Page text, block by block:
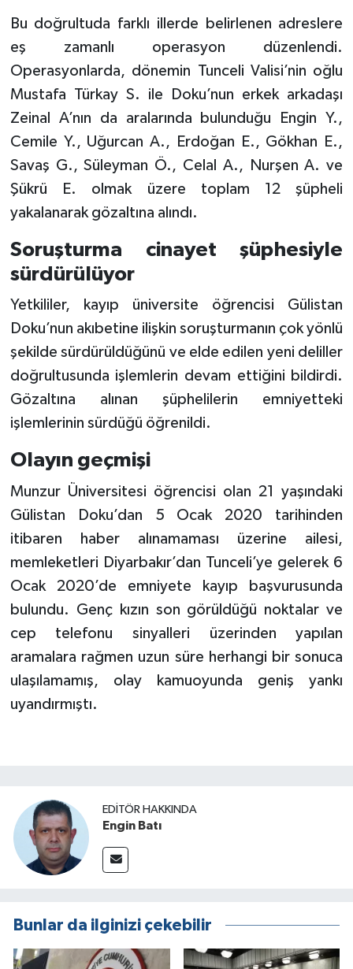
Bu doğrultuda farklı illerde belirlenen adreslere
eş zamanlı operasyon düzenlendi.
Operasyonlarda, dönemin Tunceli Valisi’nin oğlu
Mustafa Türkay S. ile Doku’nun erkek arkadaşı
Zeinal A’nın da aralarında bulunduğu Engin Y.,
Cemile Y., Uğurcan A., Erdoğan E., Gökhan E.,
Savaş G., Süleyman Ö., Celal A., Nurşen A. ve
Şükrü E. olmak üzere toplam 12 şüpheli
yakalanarak gözaltına alındı.
Soruşturma cinayet şüphesiyle
sürdürülüyor
Yetkililer, kayıp üniversite öğrencisi Gülistan
Doku’nun akıbetine ilişkin soruşturmanın çok yönlü
şekilde sürdürüldüğünü ve elde edilen yeni deliller
doğrultusunda işlemlerin devam ettiğini bildirdi.
Gözaltına alınan şüphelilerin emniyetteki
işlemlerinin sürdüğü öğrenildi.
Olayın geçmişi
Munzur Üniversitesi öğrencisi olan 21 yaşındaki
Gülistan Doku’dan 5 Ocak 2020 tarihinden
itibaren haber alınamaması üzerine ailesi,
memleketleri Diyarbakır’dan Tunceli’ye gelerek 6
Ocak 2020’de emniyete kayıp başvurusunda
bulundu. Genç kızın son görüldüğü noktalar ve
cep telefonu sinyalleri üzerinden yapılan
aramalara rağmen uzun süre herhangi bir sonuca
ulaşılamamış, olay kamuoyunda geniş yankı
uyandırmıştı.
EDITÖR HAKKINDA
Engin Batı
Bunlar da ilginizi çekebilir